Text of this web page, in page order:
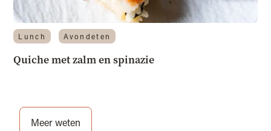
Lunch Avondeten
Quiche met zalm en spinazie
Meer weten